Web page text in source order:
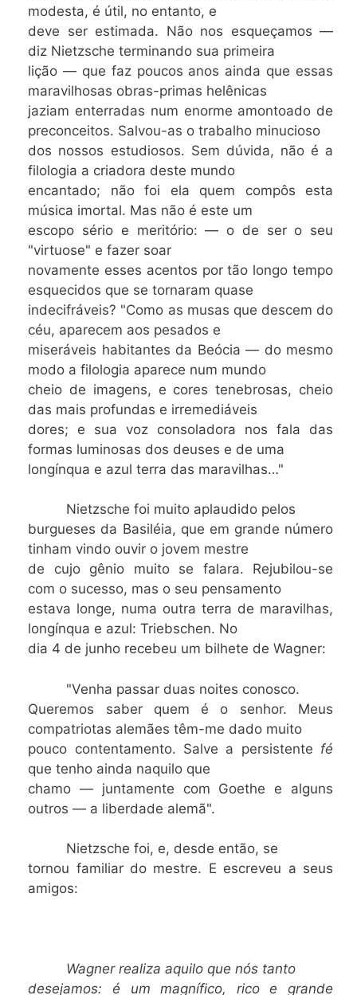
modesta, é útil, no entanto, e
deve ser estimada. Não nos esqueçamos —
diz Nietzsche terminando sua primeira
lição — que faz poucos anos ainda que essas
maravilhosas obras-primas helênicas
jaziam enterradas num enorme amontoado de
preconceitos. Salvou-as o trabalho minucioso
dos nossos estudiosos. Sem dúvida, não é a
filologia a criadora deste mundo
encantado; não foi ela quem compôs esta
música imortal. Mas não é este um
escopo sério e meritório: — o de ser o seu
"virtuose" e fazer soar
novamente esses acentos por tão longo tempo
esquecidos que se tornaram quase
indecifráveis? "Como as musas que descem do
céu, aparecem aos pesados e
miseráveis habitantes da Beócia — do mesmo
modo a filologia aparece num mundo
cheio de imagens, e cores tenebrosas, cheio
das mais profundas e irremediáveis
dores; e sua voz consoladora nos fala das
formas luminosas dos deuses e de uma
longínqua e azul terra das maravilhas…"
Nietzsche foi muito aplaudido pelos
burgueses da Basiléia, que em grande número
tinham vindo ouvir o jovem mestre
de cujo gênio muito se falara. Rejubilou-se
com o sucesso, mas o seu pensamento
estava longe, numa outra terra de maravilhas,
longínqua e azul: Triebschen. No
dia 4 de junho recebeu um bilhete de Wagner:
"Venha passar duas noites conosco.
Queremos saber quem é o senhor. Meus
compatriotas alemães têm-me dado muito
pouco contentamento. Salve a persistente fé
que tenho ainda naquilo que
chamo — juntamente com Goethe e alguns
outros — a liberdade alemã".
Nietzsche foi, e, desde então, se
tornou familiar do mestre. E escreveu a seus
amigos:
Wagner realiza aquilo que nós tanto
desejamos: é um magnífico, rico e grande